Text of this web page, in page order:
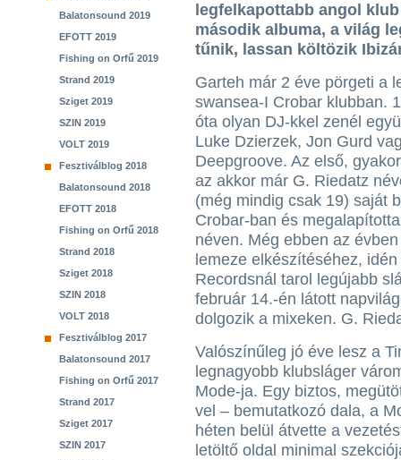
Balatonsound 2019
EFOTT 2019
Fishing on Orfű 2019
Strand 2019
Sziget 2019
SZIN 2019
VOLT 2019
Fesztiválblog 2018
Balatonsound 2018
EFOTT 2018
Fishing on Orfű 2018
Strand 2018
Sziget 2018
SZIN 2018
VOLT 2018
Fesztiválblog 2017
Balatonsound 2017
Fishing on Orfű 2017
Strand 2017
Sziget 2017
SZIN 2017
legfelkapottabb angol
második albuma, a világ
tűnik, lassan költözik
Garteh már 2 éve pörgeti a
swansea-I Crobar klubban.
óta olyan DJ-kkel zenél
Luke Dzierzek, Jon Gurd
Deepgroove. Az első,
az akkor már G. Riedatz
(még mindig csak 19) saját
Crobar-ban és
néven. Még ebben az
lemeze elkészítéséhez,
Recordsnál tarol legújabb
február 14.-én látott
dolgozik a mixeken. G.
Valószínűleg jó éve lesz a
legnagyobb klubsláger
Mode-ja. Egy biztos,
vel – bemutatkozó dala, a
héten belül átvette a
letöltő oldal minimal